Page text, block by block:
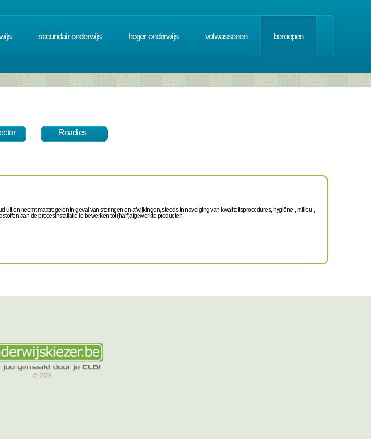
secundair onderwijs hoger onderwijs volwassenen beroepen
Roadies
uit en neemt maatregelen in geval van storingen en afwijkingen, steeds in navolging van kwaliteitsprocedures, hygiëne-, milieu-,
aan de procesinstallatie te bewerken tot (half)afgewerkte producten.
© 2026